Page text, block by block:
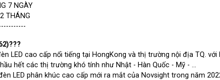
7 NGÀY
THÁNG
LED cao cấp nổi tiếng tại HongKong và thị trường nội địa TQ.
hết các thị trường khó tính như Nhật - Hàn Quốc - Mỹ - ...
LED phân khúc cao cấp mới ra mắt của Novsight trong năm